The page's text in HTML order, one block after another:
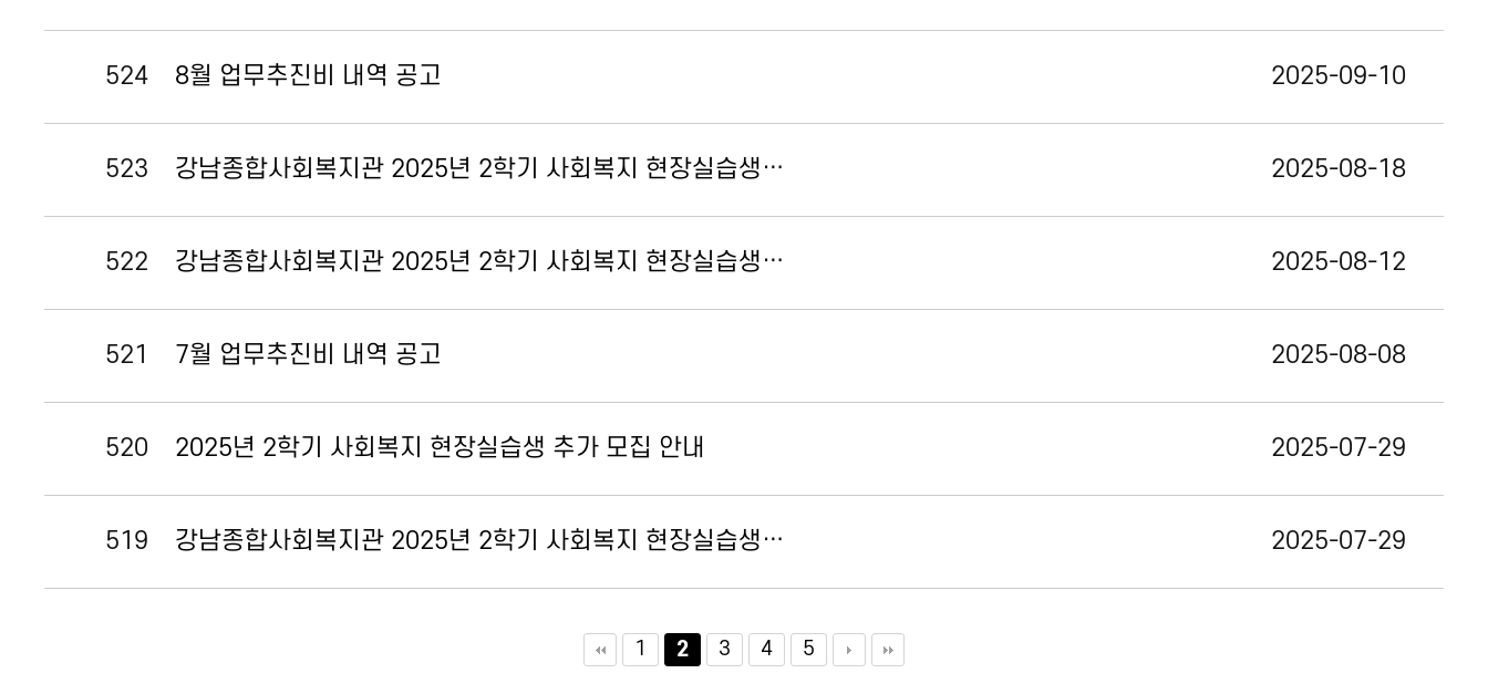
524 8월 업무추진비 내역 공고 2025-09-10
523 강남종합사회복지관 2025년 2학기 사회복지 현장실습생… 2025-08-18
522 강남종합사회복지관 2025년 2학기 사회복지 현장실습생… 2025-08-12
521 7월 업무추진비 내역 공고 2025-08-08
520 2025년 2학기 사회복지 현장실습생 추가 모집 안내 2025-07-29
519 강남종합사회복지관 2025년 2학기 사회복지 현장실습생… 2025-07-29
1 2 3 4 5